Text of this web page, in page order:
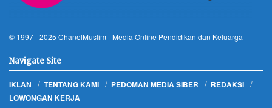
© 1997 - 2025 ChanelMuslim - Media Online Pendidikan dan Keluarga
Navigate Site
IKLAN TENTANG KAMI PEDOMAN MEDIA SIBER
REDAKSI
LOWONGAN KERJA